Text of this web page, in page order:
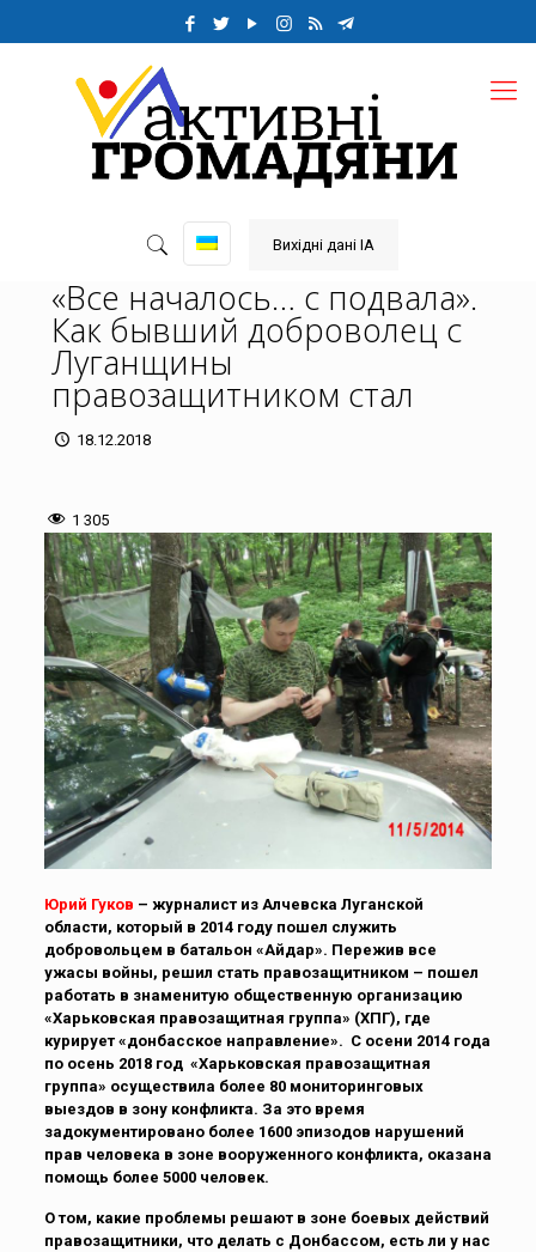
Вихідні дані ІА
«Все началось… с подвала».
Как бывший доброволец с
Луганщины
правозащитником стал
18.12.2018
1 305
Юрий Гуков – журналист из Алчевска Луганской
области, который в 2014 году пошел служить
добровольцем в батальон «Айдар». Пережив все
ужасы войны, решил стать правозащитником – пошел
работать в знаменитую общественную организацию
«Харьковская правозащитная группа» (ХПГ), где
курирует «донбасское направление». С осени 2014 года
по осень 2018 год «Харьковская правозащитная
группа» осуществила более 80 мониторинговых
выездов в зону конфликта. За это время
задокументировано более 1600 эпизодов нарушений
прав человека в зоне вооруженного конфликта, оказана
помощь более 5000 человек.
О том, какие проблемы решают в зоне боевых действий
правозащитники, что делать с Донбассом, есть ли у нас